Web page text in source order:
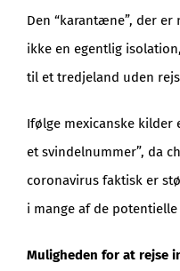
Den “karantæne”, der
ikke en egentlig
til et tredjeland uden
Ifølge mexicanske kilder
et svindelnummer”, da
coronavirus faktisk er
i mange af de potentielle
Muligheden for at rejse